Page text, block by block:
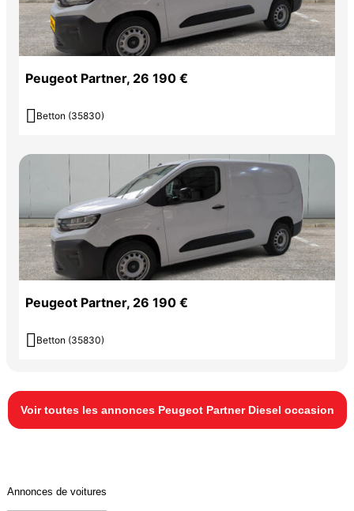
Peugeot Partner, 26 190 €
 Betton (35830)
Peugeot Partner, 26 190 €
 Betton (35830)
Voir toutes les annonces Peugeot Partner Diesel occasion
Annonces de voitures